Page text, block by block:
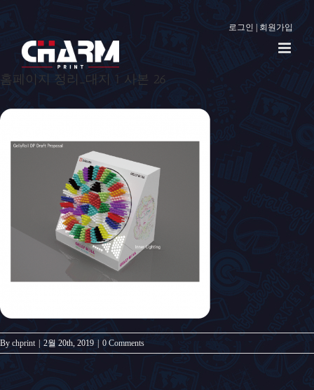
로그인 회원가입
홈페이지 정리_대지 1 사본 26
By chprint 2월 20th, 2019 0 Comments